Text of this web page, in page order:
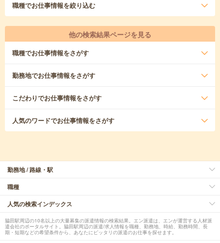
職種でお仕事情報を絞り込む
他の検索結果ページを見る
職種でお仕事情報をさがす
勤務地でお仕事情報をさがす
こだわりでお仕事情報をさがす
人気のワードでお仕事情報をさがす
勤務地 / 路線・駅
職種
人気の検索インデックス
脇田駅周辺の10名以上の大量募集の派遣情報の検索結果。エン派遣は、エンが運営する人材派
遣会社のポータルサイト。脇田駅周辺の派遣/求人情報を職種、勤務地、時給、勤務時間、長
期・短期などの希望条件から、あなたにピッタリの派遣のお仕事を探せます。